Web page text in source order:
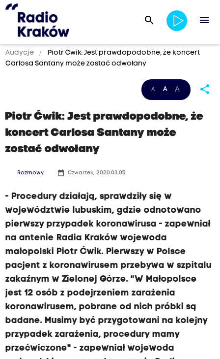
search menu
Audycje
Piotr Ćwik: Jest prawdopodobne, że koncert
Carlosa Santany może zostać odwołany
A A A share
Piotr Ćwik: Jest prawdopodobne, że
koncert Carlosa Santany może
zostać odwołany
Rozmowy date_range Czwartek, 2020.03.05
- Procedury działają, sprawdziły się w
województwie lubuskim, gdzie odnotowano
pierwszy przypadek koronawirusa - zapewniał
na antenie Radia Kraków wojewoda
małopolski Piotr Ćwik. Pierwszy w Polsce
pacjent z koronawirusem przebywa w szpitalu
zakaźnym w Zielonej Górze. "W Małopolsce
jest 12 osób z podejrzeniem zarażenia
koronawirusem, pobrane od nich próbki są
badane. Musimy być przygotowani na kolejny
przypadek zarażenia, procedury mamy
przećwiczone" - zapewniał wojewoda